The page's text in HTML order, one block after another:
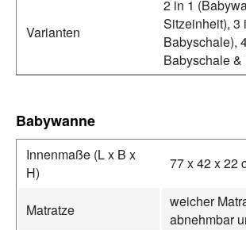
Varianten
2 in 1
Sitzeinheit), 3
Babyschale),
Babyschale &
Babywanne
Innenmaße (L x B x
H)
77 x 42 x 22
Matratze
weicher
abnehmbar